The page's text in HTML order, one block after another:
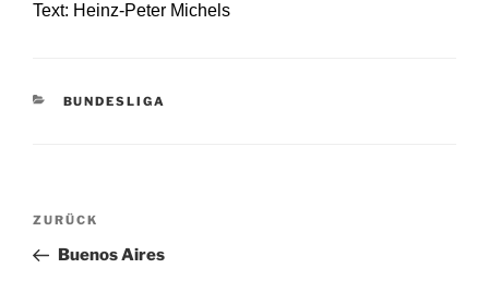
Text: Heinz-Peter Michels
KATEGORIEN
BUNDESLIGA
Beitragsnavigation
Vorheriger
Beitrag
ZURÜCK
Buenos Aires